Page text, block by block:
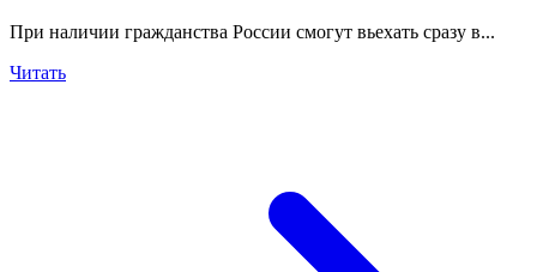
При наличии гражданства России смогут вьехать сразу в...
Читать